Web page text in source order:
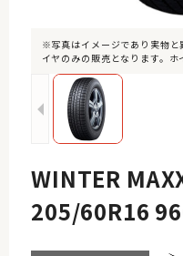
※写真はイメージであり実物
イヤのみの販売となります。ホ
WINTER
205/60R16